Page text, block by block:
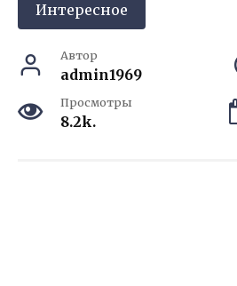
Интересное
Автор
admin1969
Просмотры
8.2k.